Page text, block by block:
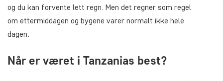
og du kan forvente lett regn. Men det regner som regel
om ettermiddagen og bygene varer normalt ikke hele
dagen.
Når er været i Tanzanias best?